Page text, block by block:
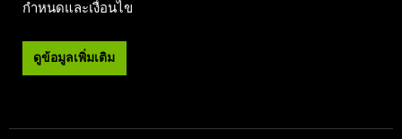
กำหนดและเงื่อนไข
ดูข้อมูลเพิ่มเติม